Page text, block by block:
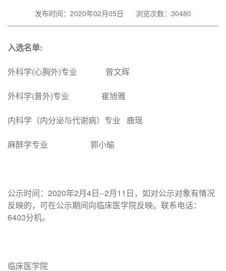
发布时间：2020年02月05日 浏览次数：30480
入选名单:
外科学(心胸外)专业 曾文辉
外科学(普外)专业 崔旭雅
内科学（内分泌与代谢病）专业 鹿瑶
麻醉学专业 郭小瑜
公示时间：2020年2月4日--2月11日，如对公示对象有情况
反映的，可在公示期间向临床医学院反映。联系电话：
6403分机。
临床医学院